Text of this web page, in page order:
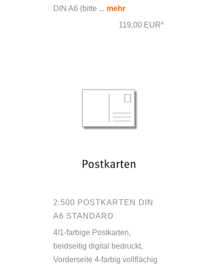
DIN A6 (bitte ... mehr
119,00 EUR*
2.500 POSTKARTEN DIN
A6 STANDARD
4/1-farbige Postkarten,
beidseitig digital bedruckt,
Vorderseite 4-farbig vollflächig